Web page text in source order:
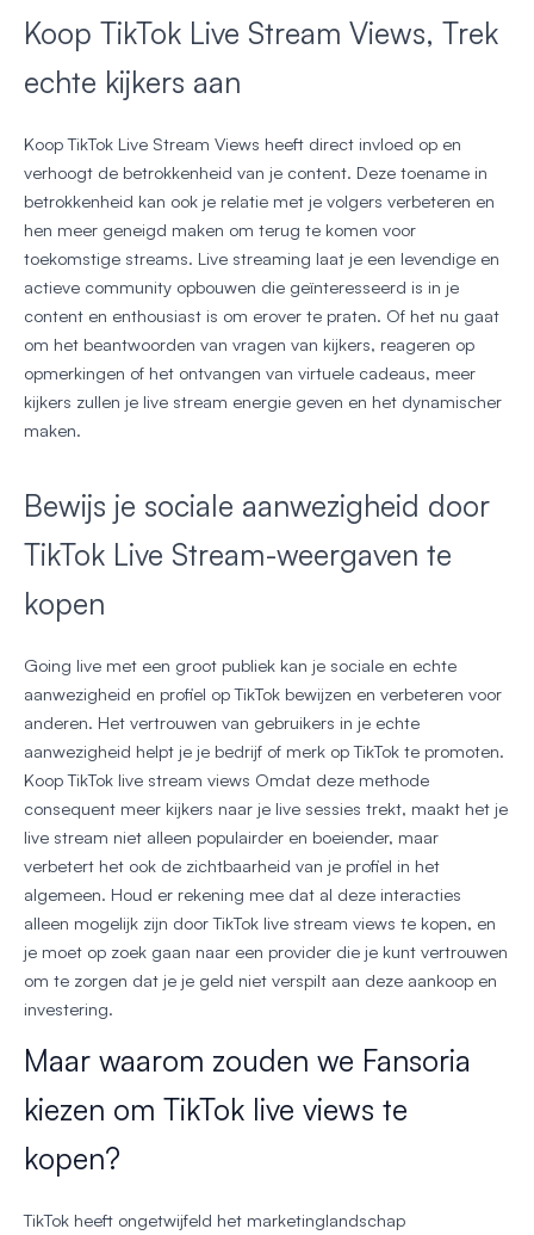
Koop TikTok Live Stream Views, Trek
echte kijkers aan
Koop TikTok Live Stream Views heeft direct invloed op en
verhoogt de betrokkenheid van je content. Deze toename in
betrokkenheid kan ook je relatie met je volgers verbeteren en
hen meer geneigd maken om terug te komen voor
toekomstige streams. Live streaming laat je een levendige en
actieve community opbouwen die geïnteresseerd is in je
content en enthousiast is om erover te praten. Of het nu gaat
om het beantwoorden van vragen van kijkers, reageren op
opmerkingen of het ontvangen van virtuele cadeaus, meer
kijkers zullen je live stream energie geven en het dynamischer
maken.
Bewijs je sociale aanwezigheid door
TikTok Live Stream-weergaven te
kopen
Going live met een groot publiek kan je sociale en echte
aanwezigheid en profiel op TikTok bewijzen en verbeteren voor
anderen. Het vertrouwen van gebruikers in je echte
aanwezigheid helpt je je bedrijf of merk op TikTok te promoten.
Koop TikTok live stream views Omdat deze methode
consequent meer kijkers naar je live sessies trekt, maakt het je
live stream niet alleen populairder en boeiender, maar
verbetert het ook de zichtbaarheid van je profiel in het
algemeen. Houd er rekening mee dat al deze interacties
alleen mogelijk zijn door TikTok live stream views te kopen, en
je moet op zoek gaan naar een provider die je kunt vertrouwen
om te zorgen dat je je geld niet verspilt aan deze aankoop en
investering.
Maar waarom zouden we Fansoria
kiezen om TikTok live views te
kopen?
TikTok heeft ongetwijfeld het marketinglandschap